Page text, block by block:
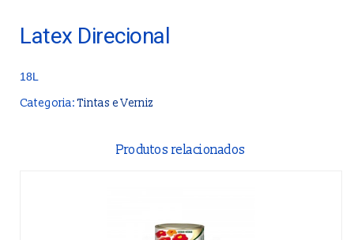
Latex Direcional
18L
Categoria:Tintas e Verniz
Produtos relacionados